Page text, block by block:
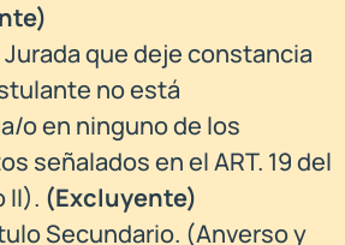
que deje constancia
no está
o en ninguno de los
señalados en el ART. 19 del
II). (Excluyente)
Secundario. (Anverso y